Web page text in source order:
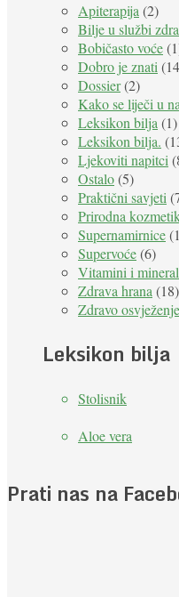
Apiterapija (2)
Bilje u službi
Bobičasto voće
Dobro je znati
Dossier(2)
Kako se liječi u
Leksikon bilja (1)
Leksikon bilja.
Ljekoviti napitci
Ostalo(5)
Praktični savjeti
Prirodna
Supernamirnice
Supervoće(6)
Vitamini i
Zdrava hrana (18)
Zdravo osvježenje
Leksikon bilja
Stolisnik
Aloe vera
Prati nas na